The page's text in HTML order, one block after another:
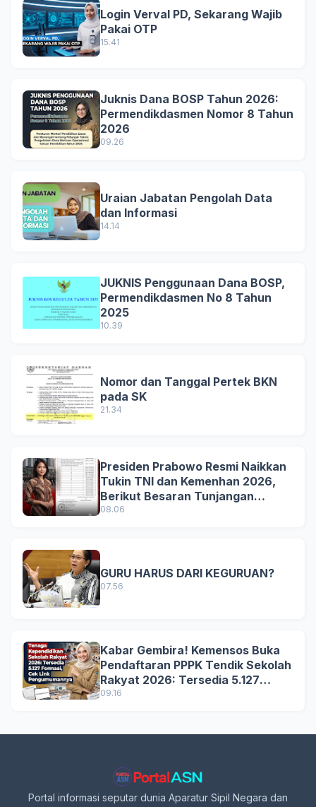
Login Verval PD, Sekarang Wajib
Pakai OTP
15.41
Juknis Dana BOSP Tahun 2026:
Permendikdasmen Nomor 8 Tahun
2026
09.26
Uraian Jabatan Pengolah Data
dan Informasi
14.14
JUKNIS Penggunaan Dana BOSP,
Permendikdasmen No 8 Tahun
2025
10.39
Nomor dan Tanggal Pertek BKN
pada SK
21.34
Presiden Prabowo Resmi Naikkan
Tukin TNI dan Kemenhan 2026,
Berikut Besaran Tunjangan
Terbaru
08.06
GURU HARUS DARI KEGURUAN?
07.56
Kabar Gembira! Kemensos Buka
Pendaftaran PPPK Tendik Sekolah
Rakyat 2026: Tersedia 5.127
Formasi, Simak Syarat dan
09.16
Portal informasi seputar dunia Aparatur Sipil Negara dan